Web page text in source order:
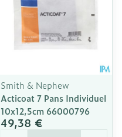
Smith & Nephew
Acticoat 7 Pans Individuel
10x12,5cm 66000796
49,38 €